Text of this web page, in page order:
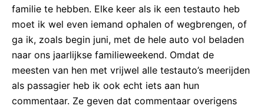
familie te hebben. Elke keer als ik een testauto heb
moet ik wel even iemand ophalen of wegbrengen, of
ga ik, zoals begin juni, met de hele auto vol beladen
naar ons jaarlijkse familieweekend. Omdat de
meesten van hen met vrijwel alle testauto’s meerijden
als passagier heb ik ook echt iets aan hun
commentaar. Ze geven dat commentaar overigens